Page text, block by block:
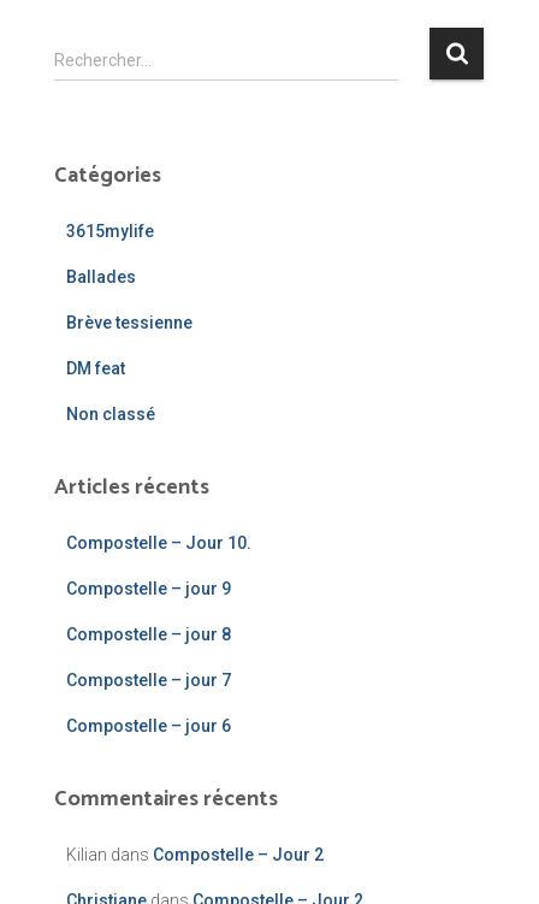
R
e
r
Rechercher…
Catégories
3615mylife
Ballades
Brève tessienne
DM feat
Non classé
Articles récents
Compostelle – Jour 10.
Compostelle – jour 9
Compostelle – jour 8
Compostelle – jour 7
Compostelle – jour 6
Commentaires récents
Kilian dans Compostelle – Jour 2